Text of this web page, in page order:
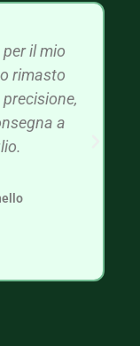
il mio
rimasto
a